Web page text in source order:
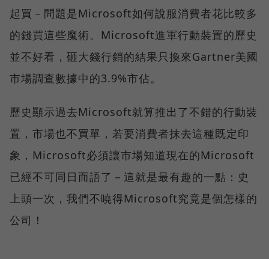
起買－問題是Microsoft如何說服消費者花比較多
的錢買這些魔術。Microsoft進軍行動裝置的歷史
並不好看，砸大錢行銷的結果只換來Gartner美國
市場調查數據中的3.9%市佔。
歷史顯示過去Microsoft就算推出了不錯的行動裝
置，市場也不買單，若要消費者抹去這種既定印
象，Microsoft必須讓市場知道現在的Microsoft
已經不可同日而語了－這就是最有趣的一點：史
上頭一次，我們不曉得Microsoft究竟是個怎樣的
公司！